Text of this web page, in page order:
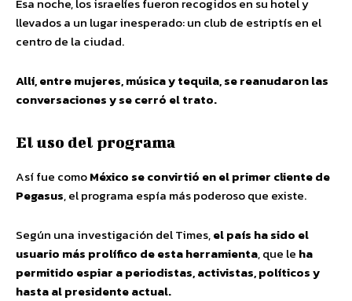
llevados a un lugar inesperado: un club de estriptís en el
centro de la ciudad.
Allí, entre mujeres, música y tequila, se reanudaron las
conversaciones y se cerró el trato.
El uso del programa
Así fue comoMéxico se convirtió en el primer cliente de
Pegasus, el programa espía más poderoso que existe.
Según una investigación del Times,el país ha sido el
usuario más prolífico de esta herramienta, que le ha
permitido espiar a periodistas, activistas, políticos y
hasta al presidente actual.